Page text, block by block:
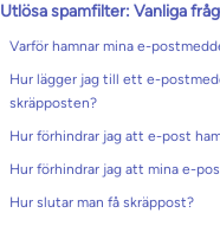
Utlösa spamfilter: Vanliga
Varför hamnar mina e-
Hur lägger jag till ett e-
skräpposten?
Hur förhindrar jag att e-post
Hur förhindrar jag att mina e-
Hur slutar man få skräppost?